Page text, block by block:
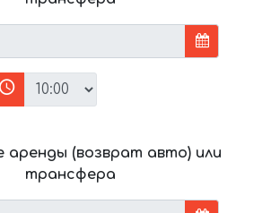
аренды (возврат авто) или
трансфера